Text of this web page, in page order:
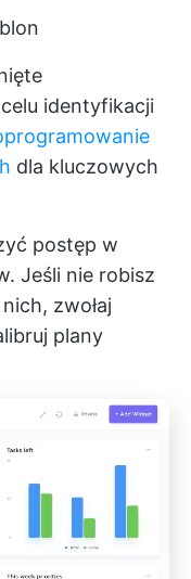
identyfikacji
dla kluczowych
postęp w
Jeśli nie robisz
zwołaj
plany